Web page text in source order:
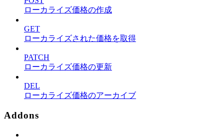
ローカライズ価格の作成
GET
ローカライズされた価格を取得
PATCH
ローカライズ価格の更新
DEL
ローカライズ価格のアーカイブ
Addons